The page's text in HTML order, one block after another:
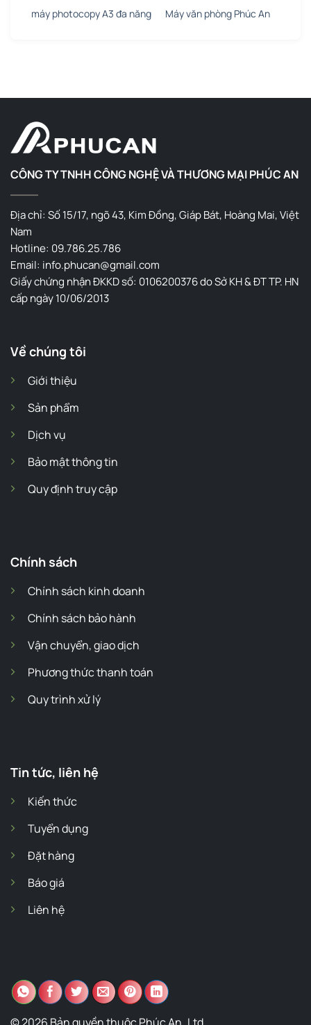
máy photocopy A3 đa năng
Máy văn phòng Phúc An
CÔNG TY TNHH CÔNG NGHỆ VÀ THƯƠNG MẠI PHÚC AN
Địa chỉ: Số 15/17, ngõ 43, Kim Đồng, Giáp Bát, Hoàng Mai, Việt
Nam
Hotline: 09.786.25.786
Email: info.phucan@gmail.com
Giấy chứng nhận ĐKKD số: 0106200376 do Sở KH & ĐT TP. HN
cấp ngày 10/06/2013
Về chúng tôi
Giới thiệu
Sản phẩm
Dịch vụ
Bảo mật thông tin
Quy định truy cập
Chính sách
Chính sách kinh doanh
Chính sách bảo hành
Vận chuyển, giao dịch
Phương thức thanh toán
Quy trình xử lý
Tin tức, liên hệ
Kiến thức
Tuyển dụng
Đặt hàng
Báo giá
Liên hệ